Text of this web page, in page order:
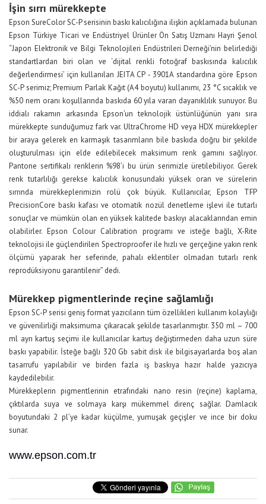
İşin sırrı mürekkepte
Epson SureColor SC-P serisinin baskı kalıcılığına ilişkin açıklamada bulunan
Epson Türkiye Ticari ve Endüstriyel Ürünler Ön Satış Uzmanı Hayri Şenol
“Japon Elektronik ve Bilgi Teknolojileri Endüstrileri Derneği’nin belirlediği
standartlardan biri olan ve ‘dijital renkli fotoğraf baskısında kalıcılık
değerlendirmesi’ için kullanılan JEITA CP ‐ 3901A standardına göre Epson
SC-P serimiz; Premium Parlak Kağıt (A4 boyutu) kullanımı, 23 °C sıcaklık ve
%50 nem oranı koşullarında baskıda 60 yıla varan dayanıklılık sunuyor. Bu
iddialı rakamın arkasında Epson’un teknolojik üstünlüğünün yanı sıra
mürekkepte sunduğumuz fark var. UltraChrome HD veya HDX mürekkepler
bir araya gelerek en karmaşık tasarımların bile baskıda doğru bir şekilde
oluşturulması için elde edilebilecek maksimum renk gamını sağlıyor.
Pantone sertifikalı renklerin %98’i bu ürün serimizle üretilebiliyor. Gerek
renk tutarlılığı gerekse kalıcılık konusundaki yüksek oran ve sürelerin
sırrında mürekkeplerimizin rolü çok büyük. Kullanıcılar, Epson TFP
PrecisionCore baskı kafası ve otomatik nozül denetleme işlevi ile tutarlı
sonuçlar ve mümkün olan en yüksek kalitede baskıyı alacaklarından emin
olabilirler. Epson Colour Calibration programı ve isteğe bağlı, X-Rite
teknolojisi ile güçlendirilen Spectroproofer ile hızlı ve gerçeğine yakın renk
ölçümü yaparak her seferinde, pahalı eklentiler olmadan tutarlı renk
reprodüksiyonu garantilenir” dedi.
Mürekkep pigmentlerinde reçine sağlamlığı
Epson SC-P serisi geniş format yazıcıların tüm özellikleri kullanım kolaylığı
ve güvenilirliği maksimuma çıkaracak şekilde tasarlanmıştır. 350 ml – 700
ml ayrı kartuş seçimi ile kullanıcılar kartuş değiştirmeden daha uzun süre
baskı yapabilir. İsteğe bağlı 320 Gb sabit disk ile bilgisayarlarda boş alan
tasarrufu yapılabilir ve birden fazla iş baskıya hazır halde yazıcıya
kaydedilebilir.
Mürekkeplerin pigmentlerinin etrafındaki nano resin (reçine) kaplama,
çıktılarda suya ve solmaya karşı mükemmel direnç sağlar. Damlacık
boyutundaki 2 pl’ye kadar küçülme, yumuşak geçişler ve ince bir doku
sunar.
www.epson.com.tr